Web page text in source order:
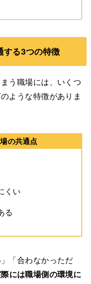
する3つの特徴
う職場には、いくつ
ような特徴がありま
の共通点
くい
る
「合わなかっただ
には職場側の環境に